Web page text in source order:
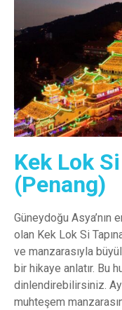
Kek Lok Si
(Penang)
Güneydoğu Asya’nın
olan Kek Lok Si
ve manzarasıyla
bir hikaye anlatır. Bu
dinlendirebilirsiniz.
muhteşem